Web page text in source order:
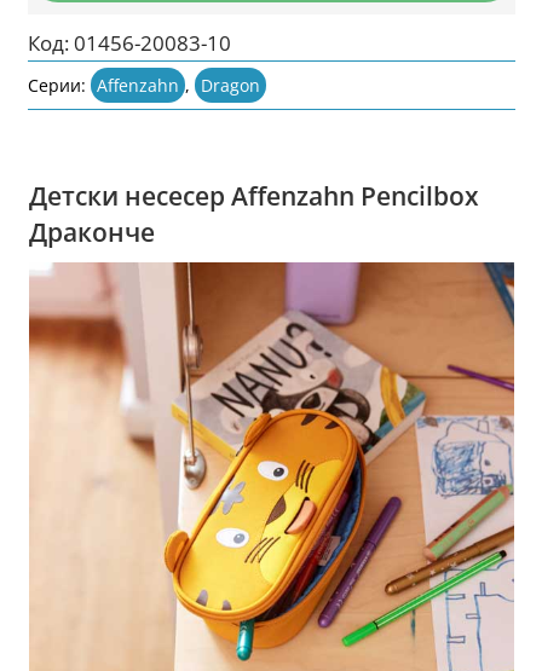
Код:01456-20083-10
Серии: Affenzahn , Dragon
Детски несесер Affenzahn Pencilbox
Драконче